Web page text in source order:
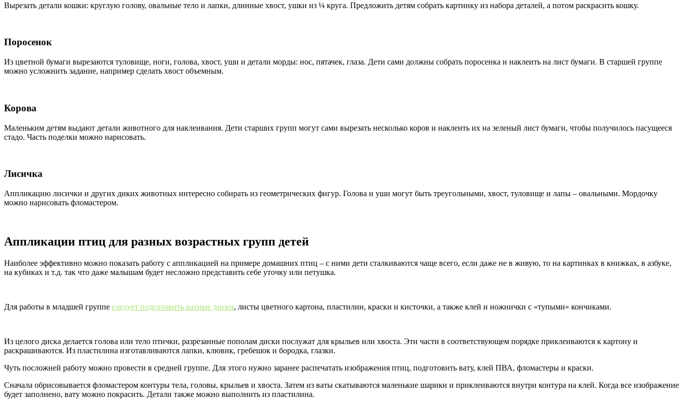
Вырезать детали кошки: круглую голову, овальные тело и лапки, длинные хвост, ушки из ¼ круга. Предложить детям собрать картинку из набора деталей, а потом раскрасить кошку.
Поросенок
Из цветной бумаги вырезаются туловище, ноги, голова, хвост, уши и детали морды: нос, пятачек, глаза. Дети сами должны собрать поросенка и наклеить на лист бумаги. В старшей группе
можно усложнить задание, например сделать хвост объемным.
Корова
Маленьким детям выдают детали животного для наклеивания. Дети старших групп могут сами вырезать несколько коров и наклеить их на зеленый лист бумаги, чтобы получилось пасущееся
стадо. Часть поделки можно нарисовать.
Лисичка
Аппликацию лисички и других диких животных интересно собирать из геометрических фигур. Голова и уши могут быть треугольными, хвост, туловище и лапы – овальными. Мордочку
можно нарисовать фломастером.
Аппликации птиц для разных возрастных групп детей
Наиболее эффективно можно показать работу с аппликацией на примере домашних птиц – с ними дети сталкиваются чаще всего, если даже не в живую, то на картинках в книжках, в азбуке,
на кубиках и т.д. так что даже малышам будет несложно представить себе уточку или петушка.
Для работы в младшей группе следует подготовить ватные диски, листы цветного картона, пластилин, краски и кисточки, а также клей и ножнички с «тупыми» кончиками.
Из целого диска делается голова или тело птички, разрезанные пополам диски послужат для крыльев или хвоста. Эти части в соответствующем порядке приклеиваются к картону и
раскрашиваются. Из пластилина изготавливаются лапки, клювик, гребешок и бородка, глазки.
Чуть посложней работу можно провести в средней группе. Для этого нужно заранее распечатать изображения птиц, подготовить вату, клей ПВА, фломастеры и краски.
Сначала обрисовывается фломастером контуры тела, головы, крыльев и хвоста. Затем из ваты скатываются маленькие шарики и приклеиваются внутри контура на клей. Когда все изображение
будет заполнено, вату можно покрасить. Детали также можно выполнить из пластилина.